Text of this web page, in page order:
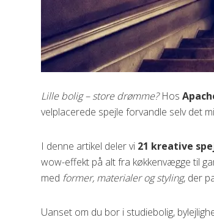
Lille bolig – store drømme?Hos
velplacerede spejle forvandle selv det
I denne artikel deler vi 21 kreative
wow-effekt på alt fra køkkenvægge til
med former, materialer og styling, der
Uanset om du bor i studiebolig,